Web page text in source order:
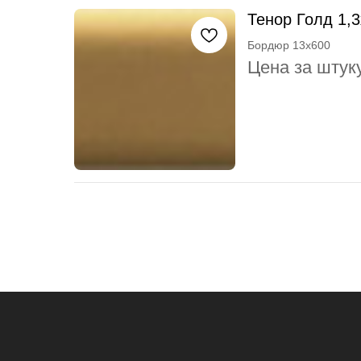
Тенор Голд
Бордюр 13x600
Цена за